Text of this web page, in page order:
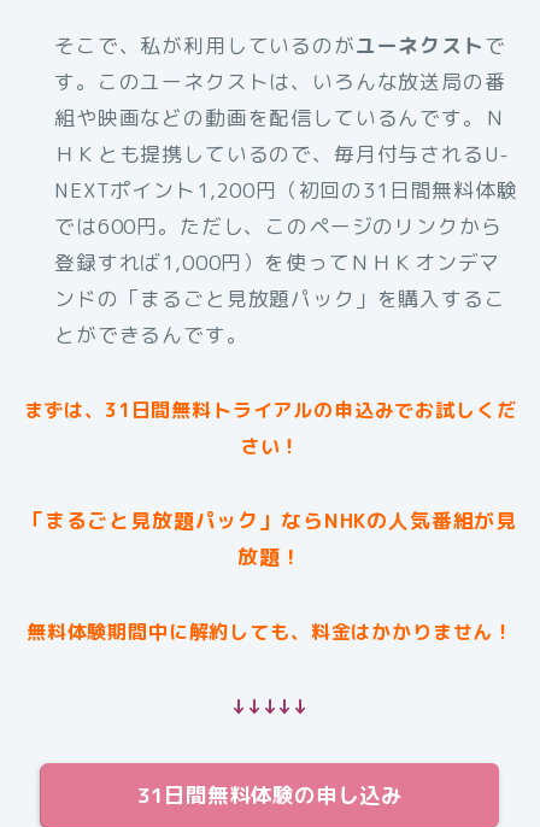
そこで、私が利用しているのがユーネクストで
す。このユーネクストは、いろんな放送局の番
組や映画などの動画を配信しているんです。Ｎ
ＨＫとも提携しているので、毎月付与されるU-
NEXTポイント1,200円（初回の31日間無料体験
では600円。ただし、このページのリンクから
登録すれば1,000円）を使ってＮＨＫオンデマ
ンドの「まるごと見放題パック」を購入するこ
とができるんです。
まずは、31日間無料トライアルの申込みでお試しくだ
さい！
「まるごと見放題パック」ならNHKの人気番組が見
放題！
無料体験期間中に解約しても、料金はかかりません！
↓↓↓↓↓
31日間無料体験の申し込み